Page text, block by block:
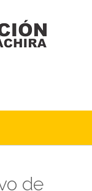
de